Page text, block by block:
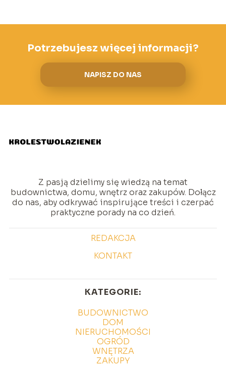
Potrzebujesz więcej informacji?
NAPISZ DO NAS
Z pasją dzielimy się wiedzą na temat
budownictwa, domu, wnętrz oraz zakupów. Dołącz
do nas, aby odkrywać inspirujące treści i czerpać
praktyczne porady na co dzień.
REDAKCJA
KONTAKT
KATEGORIE:
BUDOWNICTWO
DOM
NIERUCHOMOŚCI
OGRÓD
WNĘTRZA
ZAKUPY